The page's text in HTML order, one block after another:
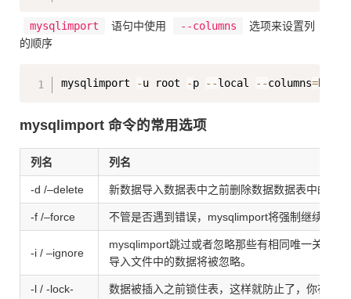
mysqlimport 语句中使用 --columns
选项来设置列
的顺序
mysqlimport -u root -p - -local - -columns=b
mysqlimport 命令的常用选项
列名 列名
-d /–delete 新数据导入数据表中之前删除数据数据表中的所
-f /–force 不管是否遇到错误，mysqlimport将强制继续插入
-i / –ignore
mysqlimport跳过或者忽略那些有相同唯一关键字
导入文件中的数据将被忽略。
-l / -lock-
数据被插入之前锁住表，这样就防止了，你在更